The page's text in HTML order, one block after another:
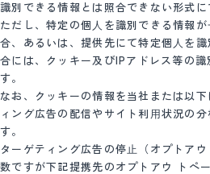
識別できる情報とは照合できない形式に
ただし、特定の個⼈を識別できる情報
合、あるいは、提供先にて特定個⼈を
合には、クッキー及びIPアドレス等の
す。
なお、クッキーの情報を当社または以
ィング広告の配信やサイト利⽤状況の
す。
ターゲティング広告の停⽌（オプトア
数ですが下記提携先のオプトアウ トペ